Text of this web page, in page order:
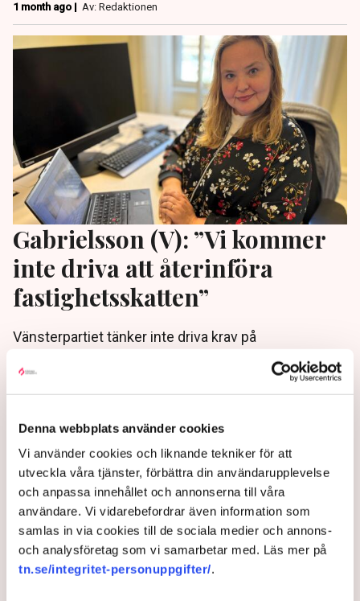
Denna webbplats använder cookies
Vi använder cookies och liknande tekniker för att
utveckla våra tjänster, förbättra din användarupplevelse
och anpassa innehållet och annonserna till våra
användare. Vi vidarebefordrar även information som
samlas in via cookies till de sociala medier och annons-
och analysföretag som vi samarbetar med. Läs mer på
tn.se/integritet-personuppgifter/.
1 month ago | Av: Redaktionen
Gabrielsson (V): ”Vi kommer
inte driva att återinföra
fastighetsskatten”
Vänsterpartiet tänker inte driva krav på
stället vill partiet prioritera en miljardärsskatt och
hårdare ISK-regler. ”Även om vi höjer skatterna något
mycket gynnsamma förhållanden i Sverige”, skrev
Ida Gabrielsson, ekonomisk-politisk talesperson, i en
livechatt med TN:s läsare.
2 months ago | Av: Redaktionen